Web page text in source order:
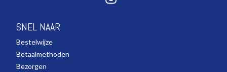
SNEL NAAR
Bestelwijze
Betaalmethoden
Bezorgen